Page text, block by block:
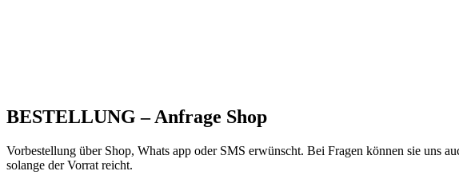
BESTELLUNG – Anfrage Shop
Vorbestellung über Shop, Whats app oder SMS erwünscht. Bei Fragen können sie uns
solange der Vorrat reicht.